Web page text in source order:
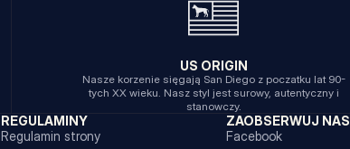
US ORIGIN
Nasze korzenie sięgają San Diego z poczatku lat 90-
tych XX wieku. Nasz styl jest surowy, autentyczny i
stanowczy.
REGULAMINY
Regulamin strony
ZAOBSERWUJ NAS
Facebook